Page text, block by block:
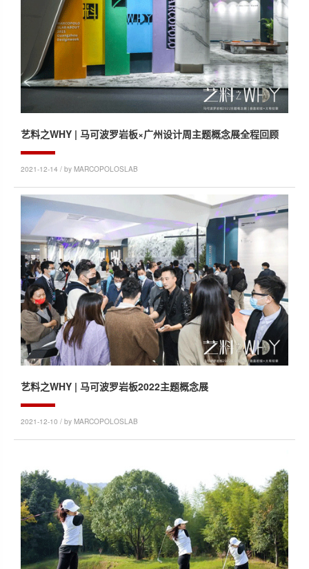
艺料之WHY | 马可波罗岩板×广州设计周主题概念展全程回顾
2021-12-14 / by MARCOPOLOSLAB
艺料之WHY | 马可波罗岩板2022主题概念展
2021-12-10 / by MARCOPOLOSLAB